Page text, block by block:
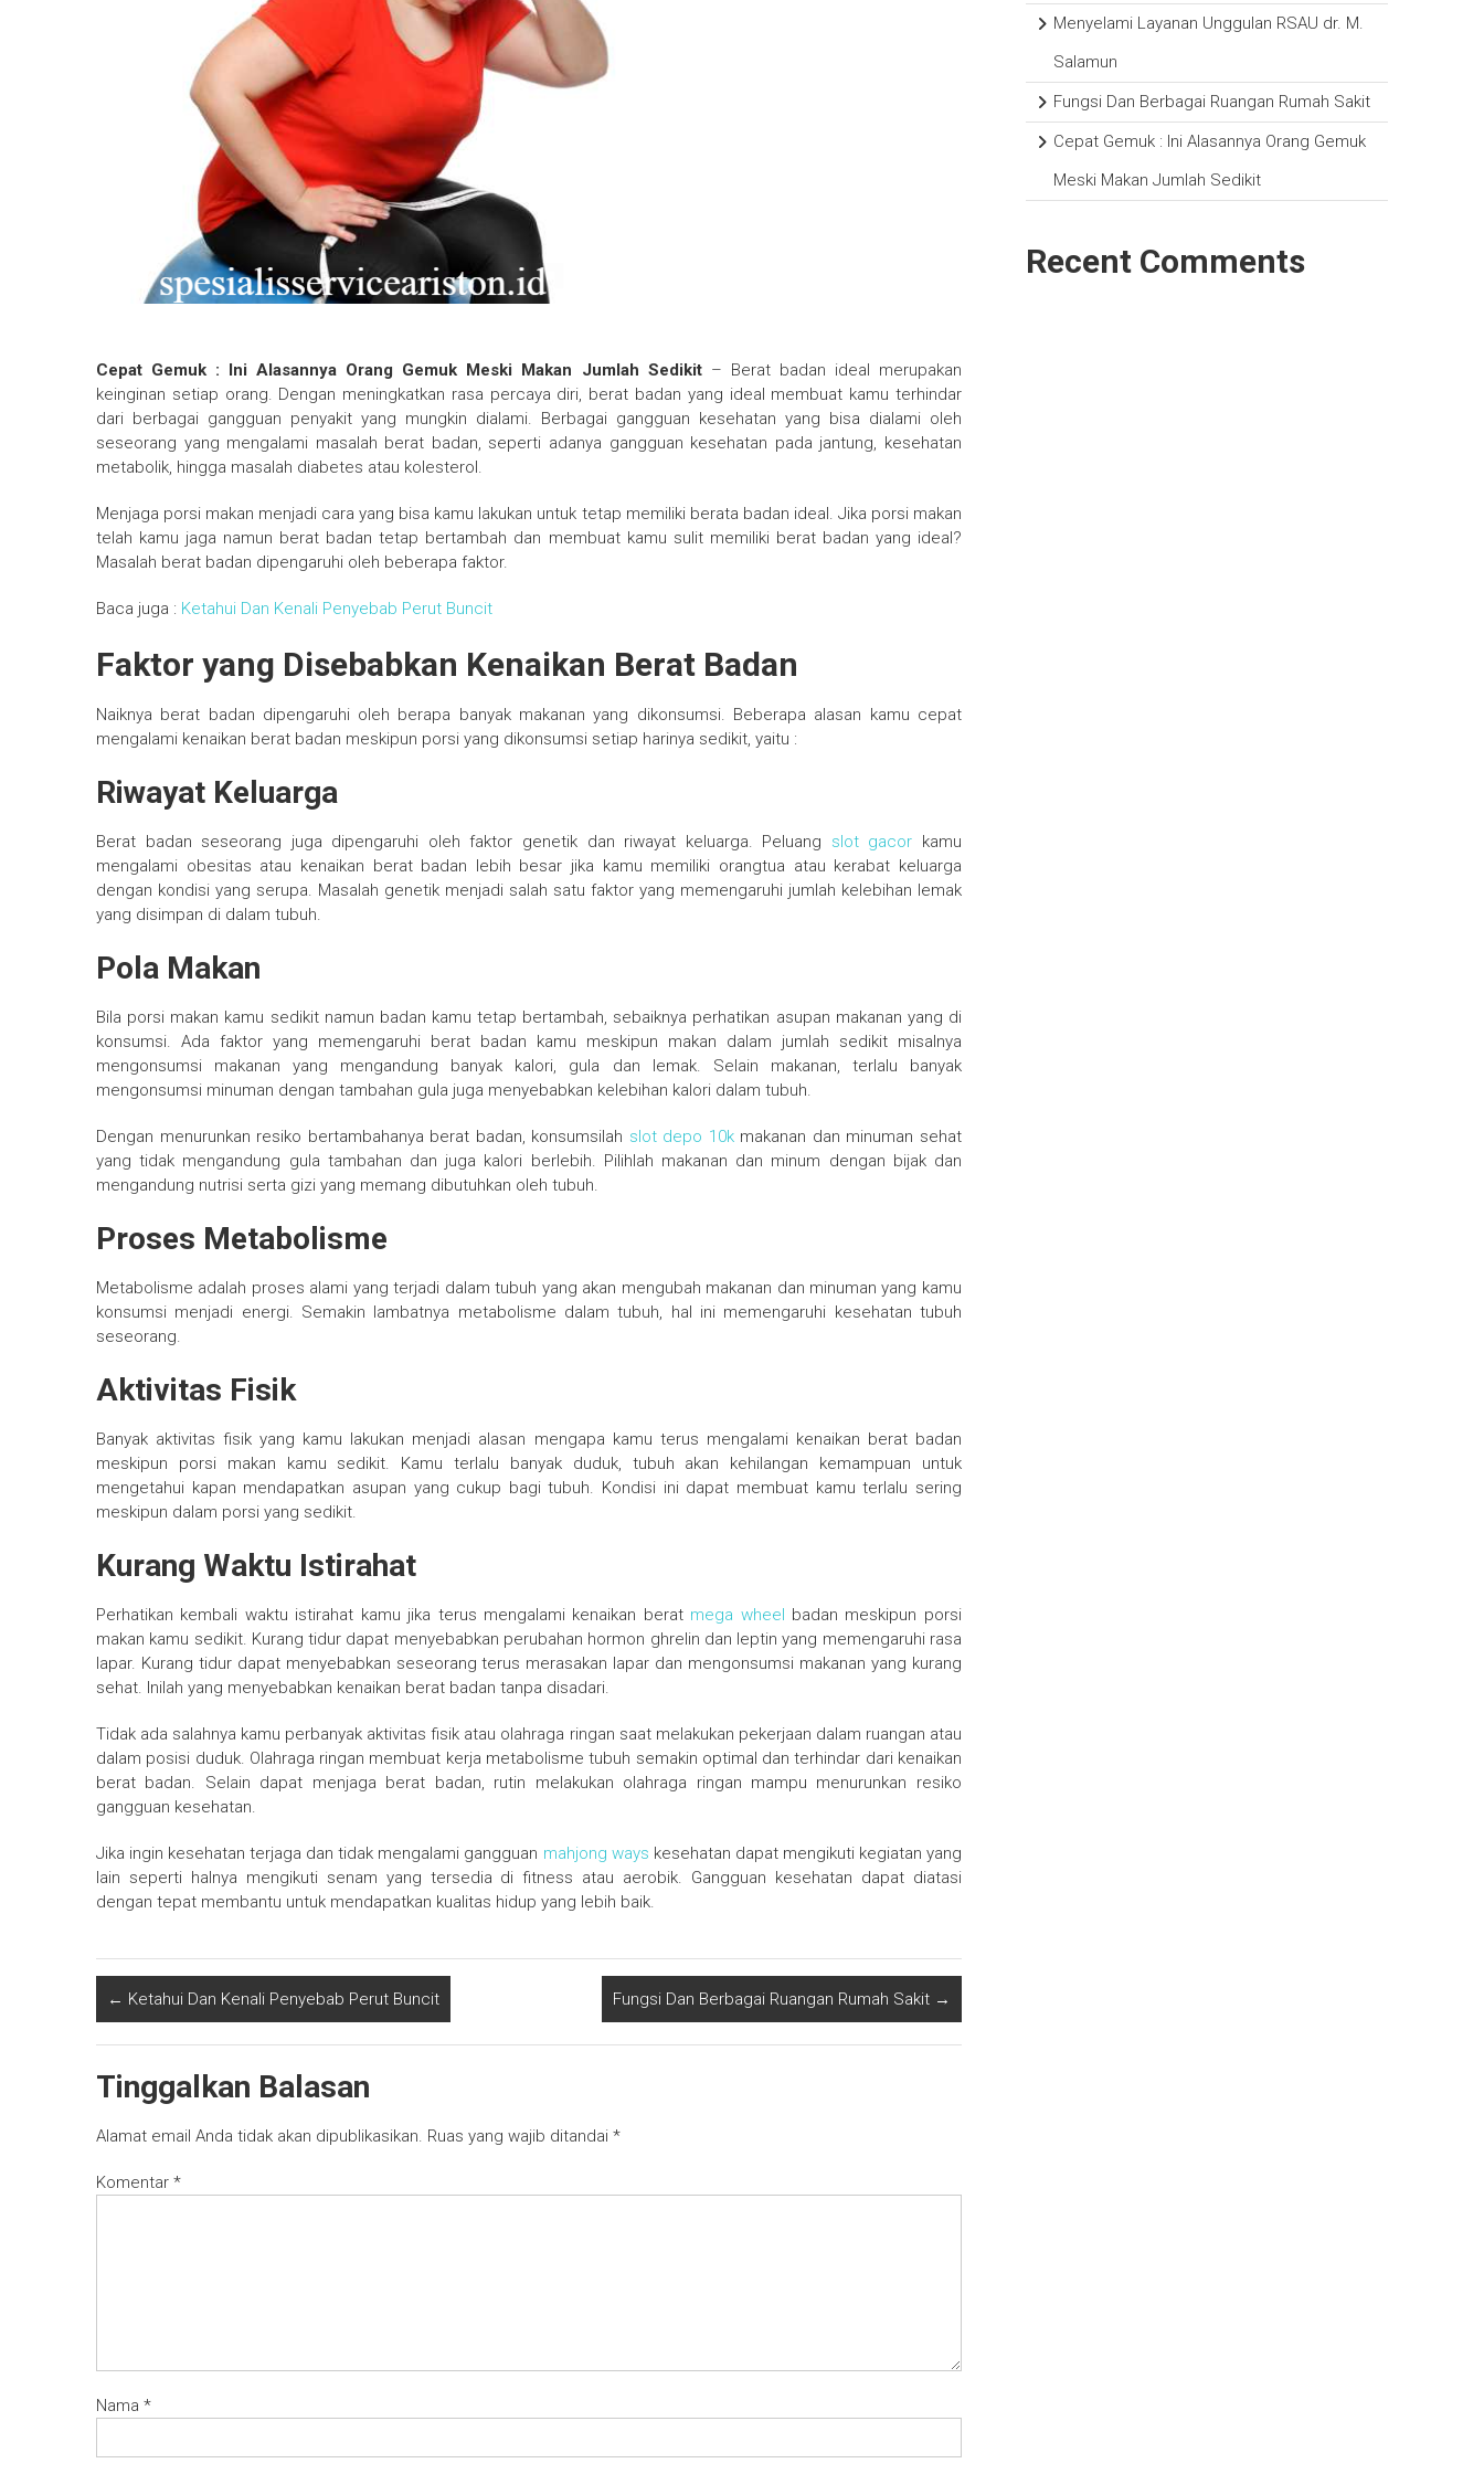
Cepat Gemuk : Ini Alasannya Orang Gemuk Meski Makan Jumlah Sedikit– Berat badan ideal merupakan
keinginan setiap orang. Dengan meningkatkan rasa percaya diri, berat badan yang ideal membuat kamu terhindar
dari berbagai gangguan penyakit yang mungkin dialami. Berbagai gangguan kesehatan yang bisa dialami oleh
seseorang yang mengalami masalah berat badan, seperti adanya gangguan kesehatan pada jantung, kesehatan
metabolik, hingga masalah diabetes atau kolesterol.
Menjaga porsi makan menjadi cara yang bisa kamu lakukan untuk tetap memiliki berata badan ideal. Jika porsi makan
telah kamu jaga namun berat badan tetap bertambah dan membuat kamu sulit memiliki berat badan yang ideal?
Masalah berat badan dipengaruhi oleh beberapa faktor.
Baca juga : Ketahui Dan Kenali Penyebab Perut Buncit
Faktor yang Disebabkan Kenaikan Berat Badan
Naiknya berat badan dipengaruhi oleh berapa banyak makanan yang dikonsumsi. Beberapa alasan kamu cepat
mengalami kenaikan berat badan meskipun porsi yang dikonsumsi setiap harinya sedikit, yaitu :
Riwayat Keluarga
Berat badan seseorang juga dipengaruhi oleh faktor genetik dan riwayat keluarga. Peluang slot gacor kamu
mengalami obesitas atau kenaikan berat badan lebih besar jika kamu memiliki orangtua atau kerabat keluarga
dengan kondisi yang serupa. Masalah genetik menjadi salah satu faktor yang memengaruhi jumlah kelebihan lemak
yang disimpan di dalam tubuh.
Pola Makan
Bila porsi makan kamu sedikit namun badan kamu tetap bertambah, sebaiknya perhatikan asupan makanan yang di
konsumsi. Ada faktor yang memengaruhi berat badan kamu meskipun makan dalam jumlah sedikit misalnya
mengonsumsi makanan yang mengandung banyak kalori, gula dan lemak. Selain makanan, terlalu banyak
mengonsumsi minuman dengan tambahan gula juga menyebabkan kelebihan kalori dalam tubuh.
Dengan menurunkan resiko bertambahanya berat badan, konsumsilah slot depo 10kmakanan dan minuman sehat
yang tidak mengandung gula tambahan dan juga kalori berlebih. Pilihlah makanan dan minum dengan bijak dan
mengandung nutrisi serta gizi yang memang dibutuhkan oleh tubuh.
Proses Metabolisme
Metabolisme adalah proses alami yang terjadi dalam tubuh yang akan mengubah makanan dan minuman yang kamu
konsumsi menjadi energi. Semakin lambatnya metabolisme dalam tubuh, hal ini memengaruhi kesehatan tubuh
seseorang.
Aktivitas Fisik
Banyak aktivitas fisik yang kamu lakukan menjadi alasan mengapa kamu terus mengalami kenaikan berat badan
meskipun porsi makan kamu sedikit. Kamu terlalu banyak duduk, tubuh akan kehilangan kemampuan untuk
mengetahui kapan mendapatkan asupan yang cukup bagi tubuh. Kondisi ini dapat membuat kamu terlalu sering
meskipun dalam porsi yang sedikit.
Kurang Waktu Istirahat
Perhatikan kembali waktu istirahat kamu jika terus mengalami kenaikan berat mega wheel badan meskipun porsi
makan kamu sedikit. Kurang tidur dapat menyebabkan perubahan hormon ghrelin dan leptin yang memengaruhi rasa
lapar. Kurang tidur dapat menyebabkan seseorang terus merasakan lapar dan mengonsumsi makanan yang kurang
sehat. Inilah yang menyebabkan kenaikan berat badan tanpa disadari.
Tidak ada salahnya kamu perbanyak aktivitas fisik atau olahraga ringan saat melakukan pekerjaan dalam ruangan atau
dalam posisi duduk. Olahraga ringan membuat kerja metabolisme tubuh semakin optimal dan terhindar dari kenaikan
berat badan. Selain dapat menjaga berat badan, rutin melakukan olahraga ringan mampu menurunkan resiko
gangguan kesehatan.
Jika ingin kesehatan terjaga dan tidak mengalami gangguan mahjong ways kesehatan dapat mengikuti kegiatan yang
lain seperti halnya mengikuti senam yang tersedia di fitness atau aerobik. Gangguan kesehatan dapat diatasi
dengan tepat membantu untuk mendapatkan kualitas hidup yang lebih baik.
← Ketahui Dan Kenali Penyebab Perut Buncit Fungsi Dan Berbagai Ruangan Rumah Sakit →
Tinggalkan Balasan
Alamat email Anda tidak akan dipublikasikan. Ruas yang wajib ditandai *
Komentar *
Nama *
Menyelami Layanan Unggulan RSAU dr. M.
Salamun
Fungsi Dan Berbagai Ruangan Rumah Sakit
Cepat Gemuk : Ini Alasannya Orang Gemuk
Meski Makan Jumlah Sedikit
Recent Comments